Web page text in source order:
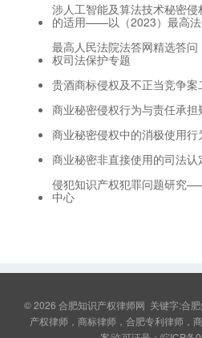
涉人工智能及算法技术秘密
的适用——以（2023）最高
最高人民法院法答网精选答
权司法保护专题
贵酒商标侵权及不正当竞争
商业秘密侵权行为与责任承
商业秘密侵权中的消极使用行
商业秘密非直接使用的司法认
侵犯知识产权犯罪问题研究
中心
© 2026 合肥知识产权律师网 关键字:合
产权律师，商标律师，合肥专利律师，